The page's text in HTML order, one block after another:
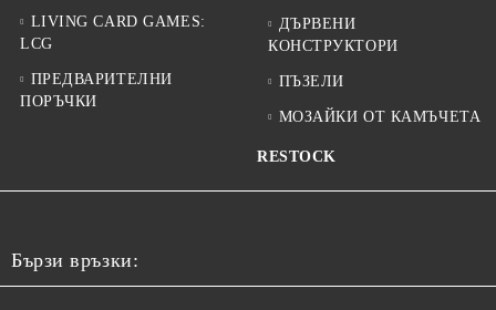
LIVING CARD GAMES:
LCG
ПРЕДВАРИТЕЛНИ
ПОРЪЧКИ
ДЪРВЕНИ
КОНСТРУКТОРИ
ПЪЗЕЛИ
МОЗАЙКИ ОТ КАМЪЧЕТА
RESTOCK
Бързи връзки: